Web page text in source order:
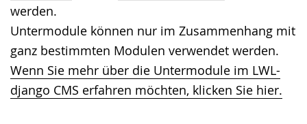
werden.
Untermodule können nur im Zusammenhang mit
ganz bestimmten Modulen verwendet werden.
Wenn Sie mehr über die Untermodule im LWL-
django CMS erfahren möchten, klicken Sie hier.